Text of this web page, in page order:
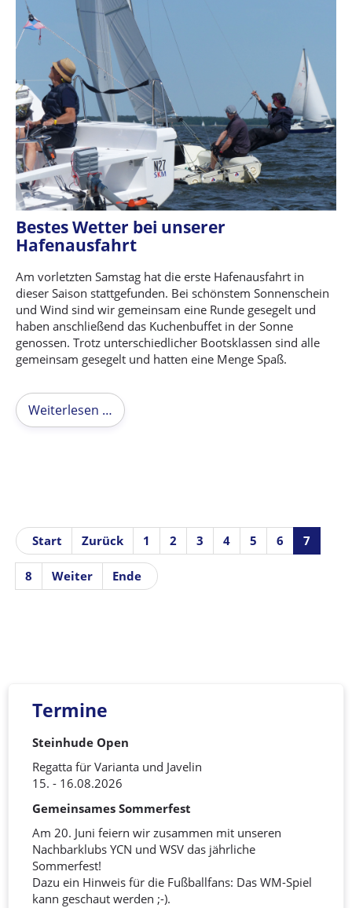
Bestes Wetter bei unserer
Hafenausfahrt
Am vorletzten Samstag hat die erste Hafenausfahrt in
dieser Saison stattgefunden. Bei schönstem Sonnenschein
und Wind sind wir gemeinsam eine Runde gesegelt und
haben anschließend das Kuchenbuffet in der Sonne
genossen. Trotz unterschiedlicher Bootsklassen sind alle
gemeinsam gesegelt und hatten eine Menge Spaß.
Weiterlesen …
Start Zurück 1 2 3 4 5 6 7
8 Weiter Ende
Termine
Steinhude Open
Regatta für Varianta und Javelin
15. - 16.08.2026
Gemeinsames Sommerfest
Am 20. Juni feiern wir zusammen mit unseren
Nachbarklubs YCN und WSV das jährliche
Sommerfest!
Dazu ein Hinweis für die Fußballfans: Das WM-Spiel
kann geschaut werden ;-).